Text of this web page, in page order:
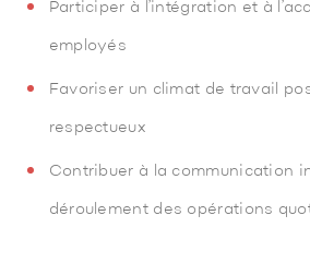
Participer à l’intégration et à
employés
Favoriser un climat de travail
respectueux
Contribuer à la communication
déroulement des opérations